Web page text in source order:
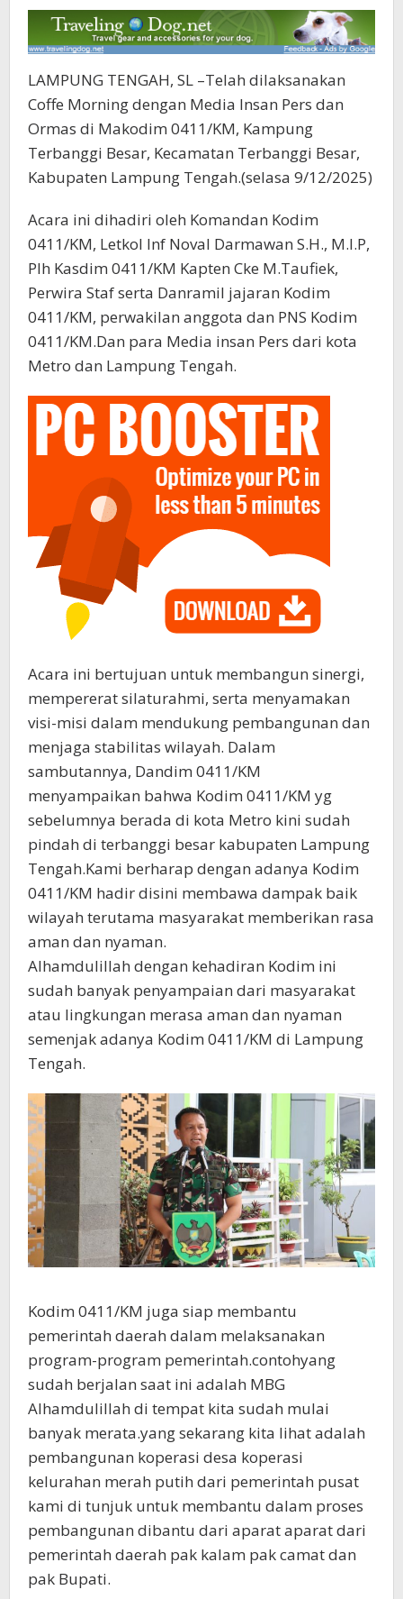
LAMPUNG TENGAH, SL –Telah dilaksanakan
Coffe Morning dengan Media Insan Pers dan
Ormas di Makodim 0411/KM, Kampung
Terbanggi Besar, Kecamatan Terbanggi Besar,
Kabupaten Lampung Tengah.(selasa 9/12/2025)
Acara ini dihadiri oleh Komandan Kodim
0411/KM, Letkol Inf Noval Darmawan S.H., M.I.P,
Plh Kasdim 0411/KM Kapten Cke M.Taufiek,
Perwira Staf serta Danramil jajaran Kodim
0411/KM, perwakilan anggota dan PNS Kodim
0411/KM.Dan para Media insan Pers dari kota
Metro dan Lampung Tengah.
Acara ini bertujuan untuk membangun sinergi,
mempererat silaturahmi, serta menyamakan
visi-misi dalam mendukung pembangunan dan
menjaga stabilitas wilayah. Dalam
sambutannya, Dandim 0411/KM
menyampaikan bahwa Kodim 0411/KM yg
sebelumnya berada di kota Metro kini sudah
pindah di terbanggi besar kabupaten Lampung
Tengah.Kami berharap dengan adanya Kodim
0411/KM hadir disini membawa dampak baik
wilayah terutama masyarakat memberikan rasa
aman dan nyaman.
Alhamdulillah dengan kehadiran Kodim ini
sudah banyak penyampaian dari masyarakat
atau lingkungan merasa aman dan nyaman
semenjak adanya Kodim 0411/KM di Lampung
Tengah.
Kodim 0411/KM juga siap membantu
pemerintah daerah dalam melaksanakan
program-program pemerintah.contohyang
sudah berjalan saat ini adalah MBG
Alhamdulillah di tempat kita sudah mulai
banyak merata.yang sekarang kita lihat adalah
pembangunan koperasi desa koperasi
kelurahan merah putih dari pemerintah pusat
kami di tunjuk untuk membantu dalam proses
pembangunan dibantu dari aparat aparat dari
pemerintah daerah pak kalam pak camat dan
pak Bupati.